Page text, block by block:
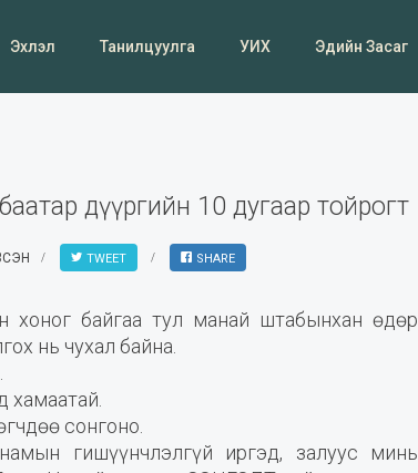
Эхлэл Танилцуулга УИХ Эдийн Засаг
дүүргийн 10 дугаар тойрогт
TWEET SHARE
хоног байгаа тул манай штабынхан өдөр
нь чухал байна.
хамаатай.
сонгоно.
гишүүнчлэлгүй иргэд, залуус минь